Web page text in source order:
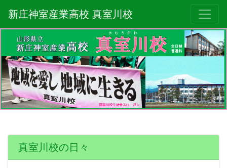
新庄神室産業高校 真室川校
真室川校の日々